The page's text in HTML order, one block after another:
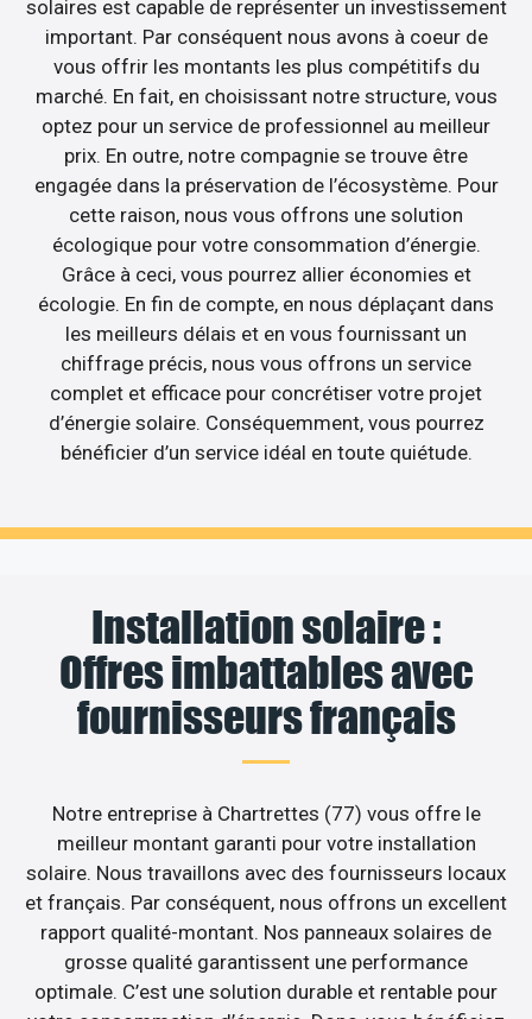
solaires est capable de représenter un investissement
important. Par conséquent nous avons à coeur de
vous offrir les montants les plus compétitifs du
marché. En fait, en choisissant notre structure, vous
optez pour un service de professionnel au meilleur
prix. En outre, notre compagnie se trouve être
engagée dans la préservation de l’écosystème. Pour
cette raison, nous vous offrons une solution
écologique pour votre consommation d’énergie.
Grâce à ceci, vous pourrez allier économies et
écologie. En fin de compte, en nous déplaçant dans
les meilleurs délais et en vous fournissant un
chiffrage précis, nous vous offrons un service
complet et efficace pour concrétiser votre projet
d’énergie solaire. Conséquemment, vous pourrez
bénéficier d’un service idéal en toute quiétude.
Installation solaire :
Offres imbattables avec
fournisseurs français
Notre entreprise à Chartrettes (77) vous offre le
meilleur montant garanti pour votre installation
solaire. Nous travaillons avec des fournisseurs locaux
et français. Par conséquent, nous offrons un excellent
rapport qualité-montant. Nos panneaux solaires de
grosse qualité garantissent une performance
optimale. C’est une solution durable et rentable pour